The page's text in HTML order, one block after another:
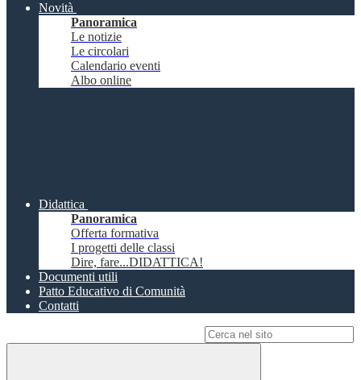
Novità
Panoramica
Le notizie
Le circolari
Calendario eventi
Albo online
Didattica
Panoramica
Offerta formativa
I progetti delle classi
Dire, fare...DIDATTICA!
Documenti utili
Patto Educativo di Comunità
Contatti